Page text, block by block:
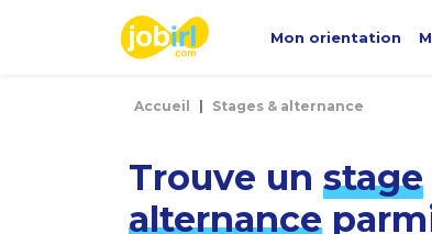
Mon orientation
Accueil Stages & alternance
Trouve un stage
alternance
Panneau de gestion des cookies